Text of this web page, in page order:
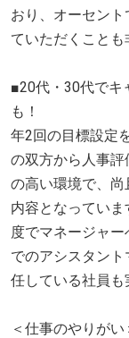
おり、オーセン
ていただくことも
■20代・30代でキ
も！
年2回の目標設定
の双方から人事
の高い環境で、尚
内容となってい
度でマネージャ
でのアシスタン
任している社員も
＜仕事のやりがい